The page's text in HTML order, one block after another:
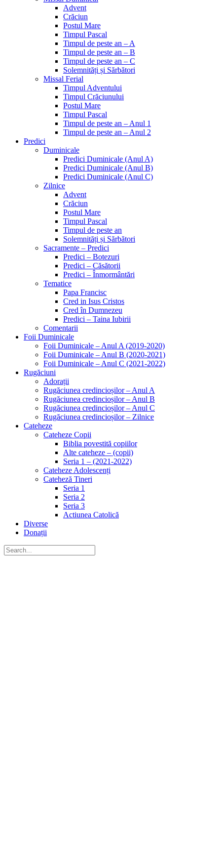
Advent
Crăciun
Postul Mare
Timpul Pascal
Timpul de peste an – A
Timpul de peste an – B
Timpul de peste an – C
Solemnități și Sărbători
Missal Ferial
Timpul Adventului
Timpul Crăciunului
Postul Mare
Timpul Pascal
Timpul de peste an – Anul 1
Timpul de peste an – Anul 2
Predici
Duminicale
Predici Duminicale (Anul A)
Predici Duminicale (Anul B)
Predici Duminicale (Anul C)
Zilnice
Advent
Crăciun
Postul Mare
Timpul Pascal
Timpul de peste an
Solemnități și Sărbători
Sacramente – Predici
Predici – Botezuri
Predici – Căsătorii
Predici – Înmormântări
Tematice
Papa Francisc
Cred in Isus Cristos
Cred în Dumnezeu
Predici – Taina Iubirii
Comentarii
Foii Duminicale
Foii Duminicale – Anul A (2019-2020)
Foii Duminicale – Anul B (2020-2021)
Foii Duminicale – Anul C (2021-2022)
Rugăciuni
Adorații
Rugăciunea credincioșilor – Anul A
Rugăciunea credincioșilor – Anul B
Rugăciunea credincioșilor – Anul C
Rugăciunea credincioșilor – Zilnice
Cateheze
Cateheze Copii
Biblia povestită copiilor
Alte cateheze – (copii)
Seria 1 – (2021-2022)
Cateheze Adolescenți
Cateheză Tineri
Seria 1
Seria 2
Seria 3
Actiunea Catolică
Diverse
Donații